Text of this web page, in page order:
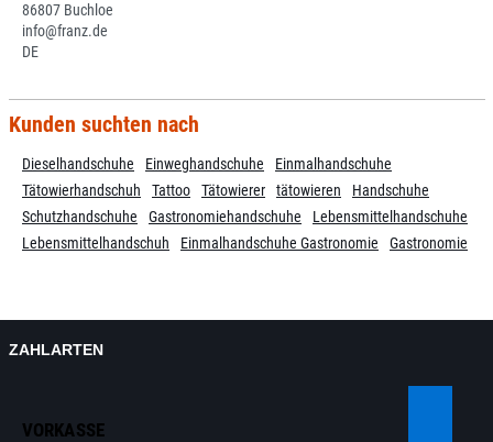
86807 Buchloe
info@franz.de
DE
Kunden suchten nach
Dieselhandschuhe Einweghandschuhe
Einmalhandschuhe
Tätowierhandschuh
Tattoo Tätowierer tätowieren
Handschuhe
Schutzhandschuhe
Gastronomiehandschuhe
Lebensmittelhandschuhe
Lebensmittelhandschuh
Einmalhandschuhe Gastronomie Gastronomie
ZAHLARTEN
VORKASSE